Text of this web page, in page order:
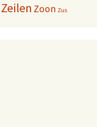
Zeilen Zoon Zus